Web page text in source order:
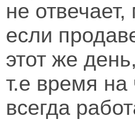
не
если
этот же
т.е время на
всегда